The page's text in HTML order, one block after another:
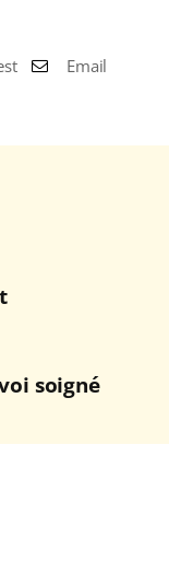
Email
soigné